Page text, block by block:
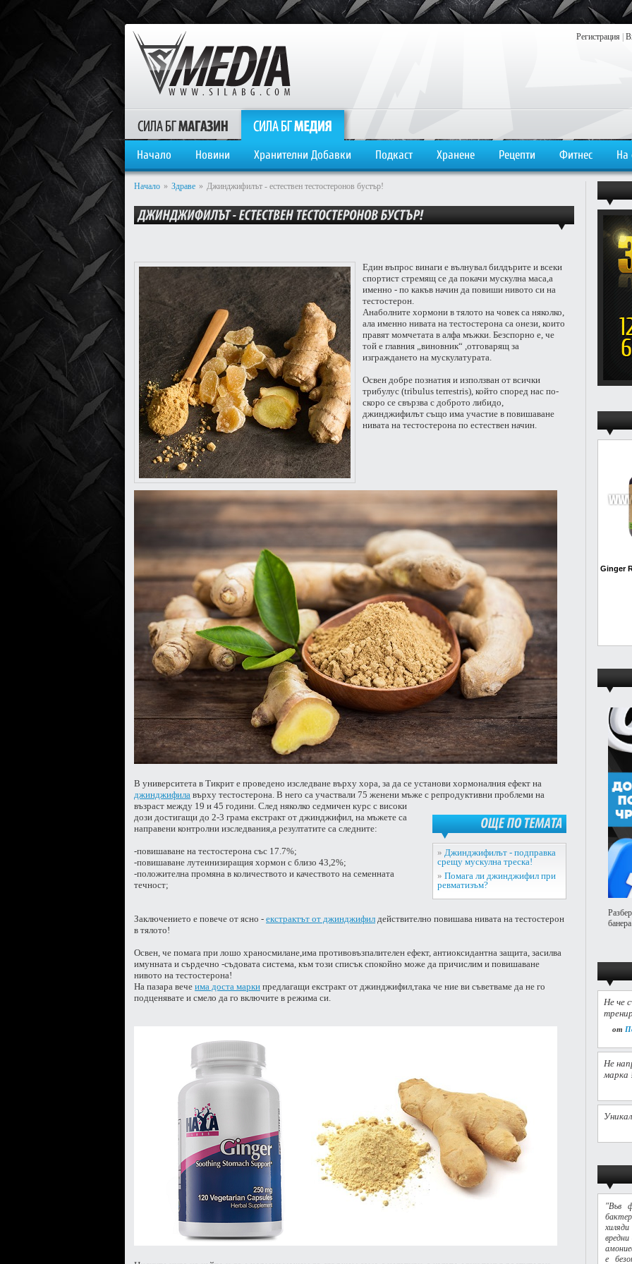
Регистрация
Начало Новини Хранителни Добавки Подкаст Хранене Рецепти Фитнес На
Начало » Здраве » Джинджифилът - естествен тестостеронов бустър!
Един въпрос винаги е вълнувал билдърите и всеки
спортист стремящ се да покачи мускулна маса,а
именно - по какъв начин да повиши нивото си на
тестостерон.
Анаболните хормони в тялото на човек са няколко,
ала именно нивата на тестостерона са онези, които
правят момчетата в алфа мъжки. Безспорно е, че
той е главния „виновник“ ,отговарящ за
изграждането на мускулатурата.
Освен добре познатия и използван от всички
трибулус (tribulus terrestris), който според нас по-
скоро се свързва с доброто либидо,
джинджифилът също има участие в повишаване
нивата на тестостерона по естествен начин.
В университета в Тикрит е проведено изследване върху хора, за да се установи хормоналния ефект на
джинджифила върху тестостерона. В него са участвали 75 женени мъже с репродуктивни проблеми на
възраст между 19 и 45 години.
» Джинджифилът - подправка
срещу мускулна треска!
» Помага ли джинджифил при
ревматизъм?
След няколко седмичен курс с високи
дози достигащи до 2-3 грама екстракт от джинджифил, на мъжете са
направени контролни изследвания,а резултатите са следните:
-повишаване на тестостерона със 17.7%;
-повишаване лутеинизиращия хормон с близо 43,2%;
-положителна промяна в количеството и качеството на семенната
течност;
Заключението е повече от ясно - екстрактът от джинджифил действително повишава нивата на тестостерон
в тялото!
Освен, че помага при лошо храносмилане,има противовъзпалителен ефект, антиоксидантна защита, засилва
имунната и сърдечно -съдовата систeма, към този списък спокойно може да причислим и повишаване
нивото на тестостерона!
На пазара вече има доста марки предлагащи екстракт от джинджифил,така че ние ви съветваме да не го
подценявате и смело да го включите в режима си.
Ginger
банера
Не че
от
Не
марка
"Във
е